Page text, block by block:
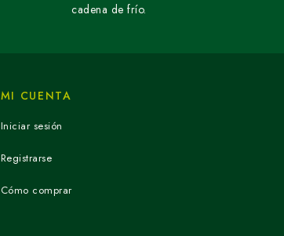
cadena de frío.
MI CUENTA
Iniciar sesión
Registrarse
Cómo comprar